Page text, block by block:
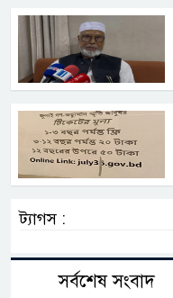
ট্যাগস :
সর্বশেষ সংবাদ